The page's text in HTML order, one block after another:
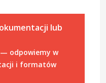
lub
odpowiemy w
i formatów